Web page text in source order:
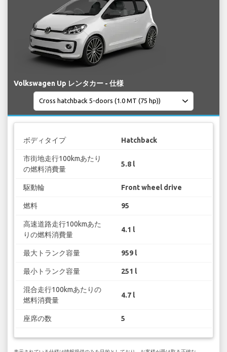
Volkswagen Up レンタカー - 仕様
ボディタイプ Hatchback
市街地走行100kmあたり
の燃料消費量
5.8 l
駆動輪 Front wheel drive
燃料 95
高速道路走行100kmあた
りの燃料消費量
4.1 l
最大トランク容量 959 l
最小トランク容量 251 l
混合走行100kmあたりの
燃料消費量
4.7 l
座席の数 5